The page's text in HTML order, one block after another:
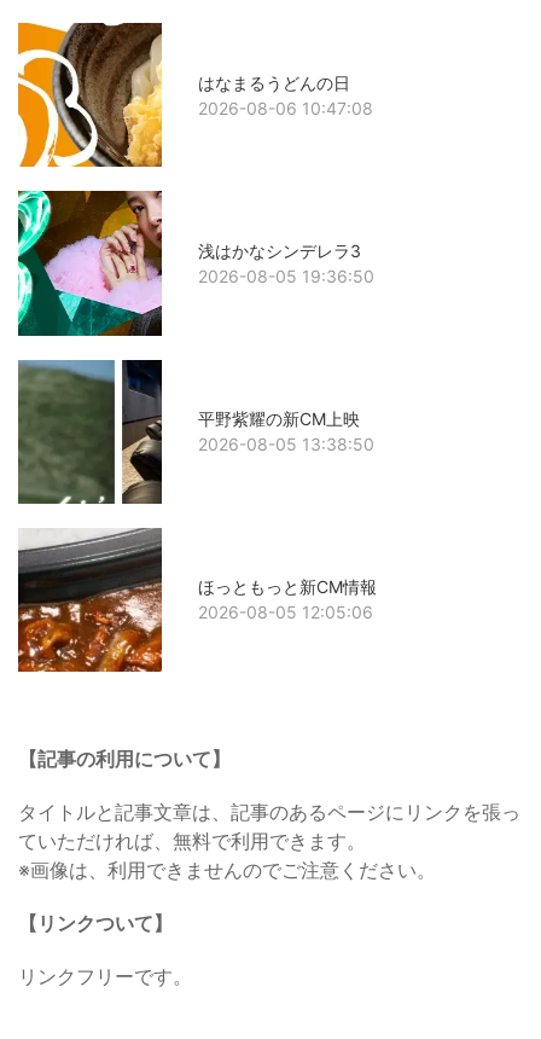
はなまるうどんの日
2026-08-06 10:47:08
浅はかなシンデレラ3
2026-08-05 19:36:50
平野紫耀の新CM上映
2026-08-05 13:38:50
ほっともっと新CM情報
2026-08-05 12:05:06
【記事の利用について】
タイトルと記事文章は、記事のあるページにリンクを張っ
ていただければ、無料で利用できます。
※画像は、利用できませんのでご注意ください。
【リンクついて】
リンクフリーです。